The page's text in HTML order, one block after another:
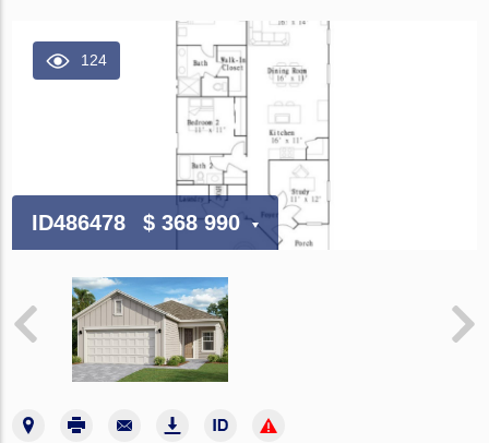
124
ID486478 $ 368 990